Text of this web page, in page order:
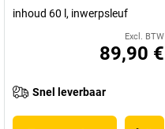
inhoud 60 l, inwerpsleuf
Excl. BTW
89,90 €
Snel leverbaar